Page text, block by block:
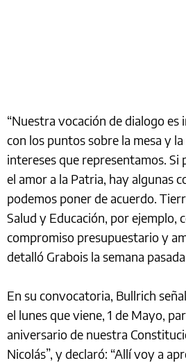
“Nuestra vocación de dialogo es
con los puntos sobre la mesa y
intereses que representamos. Si
el amor a la Patria, hay algunas
podemos poner de acuerdo.
Salud y Educación, por ejemplo,
compromiso presupuestario y
detalló Grabois la semana
En su convocatoria, Bullrich
el lunes que viene, 1 de Mayo,
aniversario de nuestra
Nicolás”, y declaró: “Allí voy a